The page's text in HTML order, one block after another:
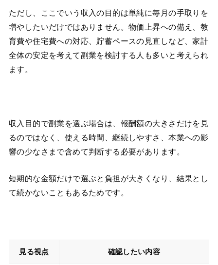
ただし、ここでいう収入の目的は単純に毎月の手取りを
増やしたいだけではありません。物価上昇への備え、教
育費や住宅費への対応、貯蓄ペースの見直しなど、家計
全体の安定を考えて副業を検討する人も多いと考えられ
ます。
収入目的で副業を選ぶ場合は、報酬額の大きさだけを見
るのではなく、使える時間、継続しやすさ、本業への影
響の少なさまで含めて判断する必要があります。
短期的な金額だけで選ぶと負担が大きくなり、結果とし
て続かないこともあるためです。
見る視点 確認したい内容